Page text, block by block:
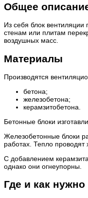
Общее
Из себя блок
стенам или плитам
воздушных масс.
Материалы
Производятся
бетона;
железобетона;
керамзитобетона.
Бетонные блоки
Железобетонные блоки
работах. Тепло проводят
С добавлением
однако они огнеупорны.
Где и как